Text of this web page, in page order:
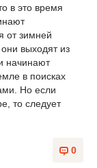
в это время
от зимней
выходят из
начинают
в поисках
Но если
то следует
0